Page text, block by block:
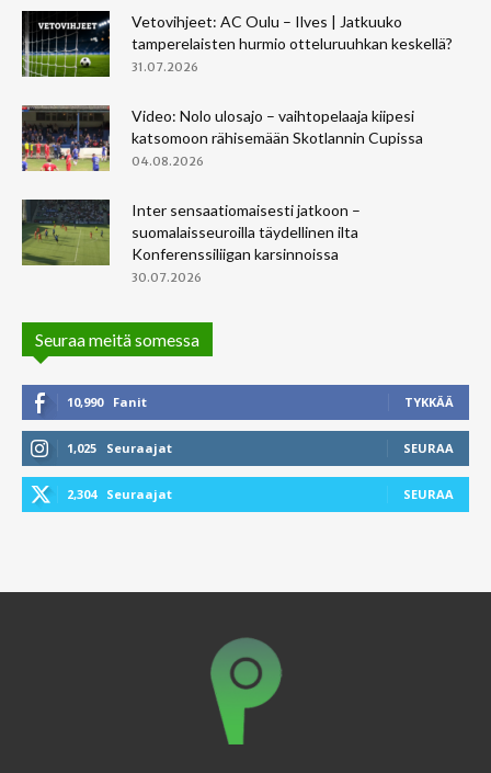
Vetovihjeet: AC Oulu – Ilves | Jatkuuko
tamperelaisten hurmio otteluruuhkan keskellä?
31.07.2026
Video: Nolo ulosajo – vaihtopelaaja kiipesi
katsomoon rähisemään Skotlannin Cupissa
04.08.2026
Inter sensaatiomaisesti jatkoon –
suomalaisseuroilla täydellinen ilta
Konferenssiliigan karsinnoissa
30.07.2026
Seuraa meitä somessa
10,990 Fanit TYKKÄÄ
1,025 Seuraajat SEURAA
2,304 Seuraajat SEURAA